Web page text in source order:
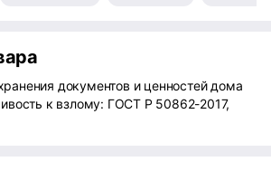
документов и ценностей дома
к взлому: ГОСТ Р 50862-2017,